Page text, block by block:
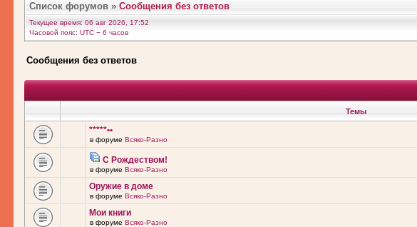
Список форумов » Сообщения без ответов
Текущее время: 06 авг 2026, 17:52
Часовой пояс: UTC − 6 часов
Сообщения без ответов
Темы
*****••
в форуме Всяко-Разно
С Рождеством!
в форуме Всяко-Разно
Оружие в доме
в форуме Всяко-Разно
Мои книги
в форуме Всяко-Разно